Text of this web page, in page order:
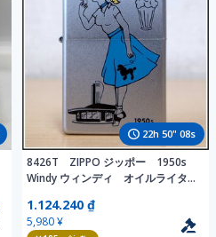
22h 50" 07s
8426T ZIPPO ジッポー 1950s
Windy ウィンディ オイルライタ
1.124.240 ₫
5,980 ¥